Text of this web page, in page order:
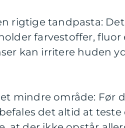
rigtige tandpasta:
farvestoffer,
kan irritere huden
et mindre område: Før
det altid at